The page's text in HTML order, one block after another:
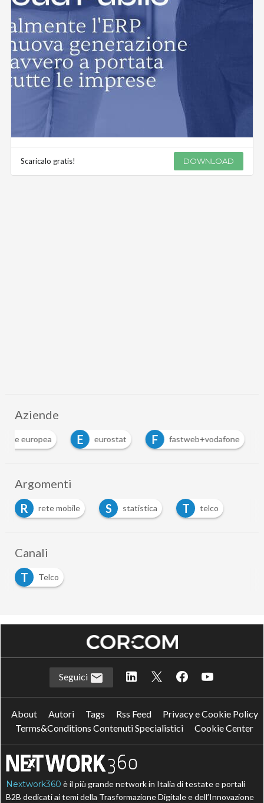
Scaricalo gratis! DOWNLOAD
Aziende
europea E eurostat F fastweb+vodafone
Argomenti
R
rete mobile S statistica T telco
Canali
T
Telco
Seguici
About Autori Tags Rss Feed
Privacy e Cookie Policy
Terms&Conditions Contenuti Specialistici
Cookie Center
Nextwork360 è il più grande network in Italia di testate e portali
B2B dedicati ai temi della Trasformazione Digitale e dell’Innovazione